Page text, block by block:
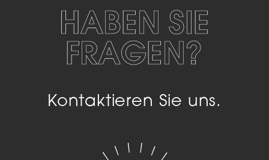
HABEN SIE
FRAGEN?
Kontaktieren Sie uns.